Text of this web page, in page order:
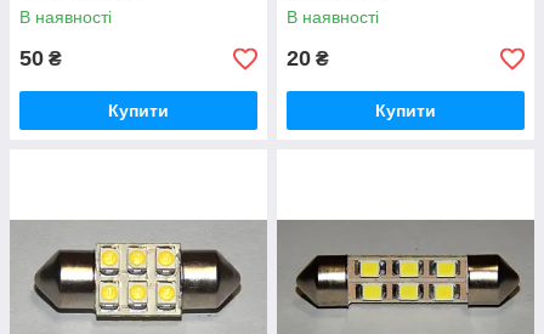
В наявності
50 ₴
Купити
В наявності
20 ₴
Купити